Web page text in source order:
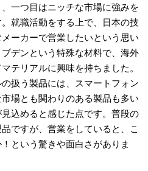
一つ目はニッチな市場に強みを
就職活動をする上で、日本の技
ーカーで営業したいという思い
デンという特殊な材料で、海外
テリアルに興味を持ちました。
扱う製品には、スマートフォン
場とも関わりのある製品も多い
込めると感じた点です。普段の
ですが、営業をしていると、こ
という驚きや面白さがありま